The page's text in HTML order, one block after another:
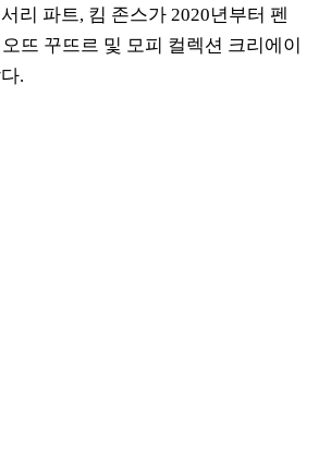
리 파트, 킴 존스가 2020년부터 펜
뜨 꾸뜨르 및 모피 컬렉션 크리에이
.